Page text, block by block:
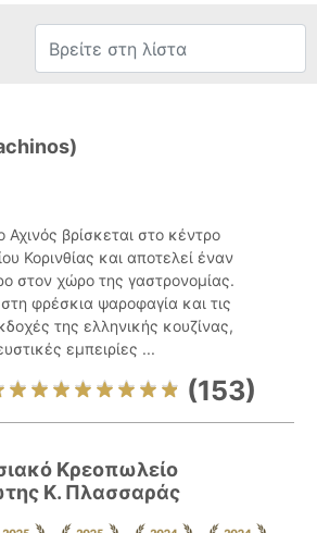
Αχινός βρίσκεται στο κέντρο
Κορινθίας και αποτελεί έναν
στον χώρο της γαστρονομίας.
φρέσκια ψαροφαγία και τις
της ελληνικής κουζίνας,
εμπειρίες ...
(153)
Κρεοπωλείο
Κ. Πλασσαράς